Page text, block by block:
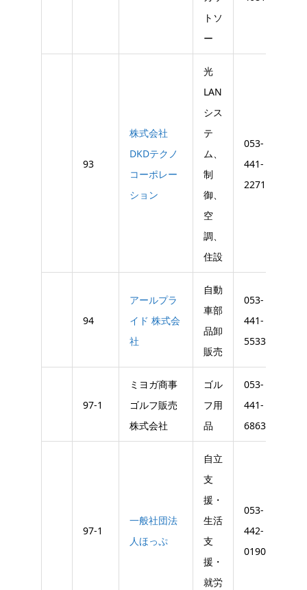
トソ
ー
93
株式会社
DKDテクノ
コーポレー
ション
光
LAN
シス
テ
ム、
制
御、
空
調、
住設
053-
441-
2271
94
アールプラ
イド 株式会
社
自動
車部
品卸
販売
053-
441-
5533
97-1
ミヨガ商事
ゴルフ販売
株式会社
ゴル
フ用
品
053-
441-
6863
97-1
一般社団法
人ほっぷ
自立
支
援・
生活
支
援・
就労
053-
442-
0190